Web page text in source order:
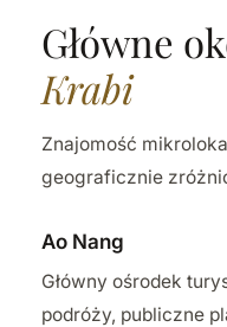
Główne
Krabi
Znajomość
geograficznie
Ao Nang
Główny ośrodek
podróży, publiczne